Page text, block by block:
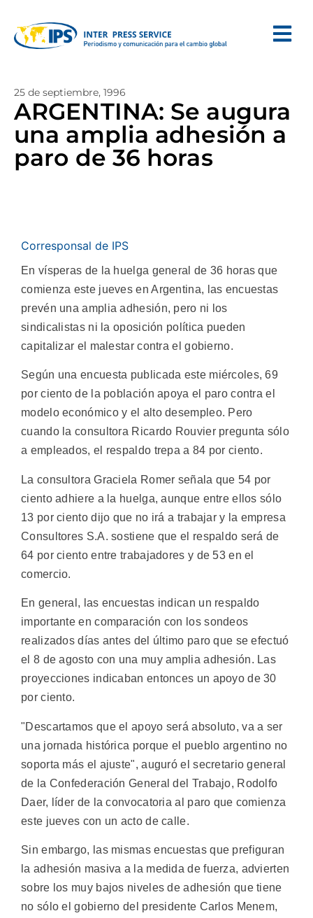
25 de septiembre, 1996
ARGENTINA: Se augura
una amplia adhesión a
paro de 36 horas
Corresponsal de IPS
En vísperas de la huelga general de 36 horas que
comienza este jueves en Argentina, las encuestas
prevén una amplia adhesión, pero ni los
sindicalistas ni la oposición política pueden
capitalizar el malestar contra el gobierno.
Según una encuesta publicada este miércoles, 69
por ciento de la población apoya el paro contra el
modelo económico y el alto desempleo. Pero
cuando la consultora Ricardo Rouvier pregunta sólo
a empleados, el respaldo trepa a 84 por ciento.
La consultora Graciela Romer señala que 54 por
ciento adhiere a la huelga, aunque entre ellos sólo
13 por ciento dijo que no irá a trabajar y la empresa
Consultores S.A. sostiene que el respaldo será de
64 por ciento entre trabajadores y de 53 en el
comercio.
En general, las encuestas indican un respaldo
importante en comparación con los sondeos
realizados días antes del último paro que se efectuó
el 8 de agosto con una muy amplia adhesión. Las
proyecciones indicaban entonces un apoyo de 30
por ciento.
"Descartamos que el apoyo será absoluto, va a ser
una jornada histórica porque el pueblo argentino no
soporta más el ajuste", auguró el secretario general
de la Confederación General del Trabajo, Rodolfo
Daer, líder de la convocatoria al paro que comienza
este jueves con un acto de calle.
Sin embargo, las mismas encuestas que prefiguran
la adhesión masiva a la medida de fuerza, advierten
sobre los muy bajos niveles de adhesión que tiene
no sólo el gobierno del presidente Carlos Menem,